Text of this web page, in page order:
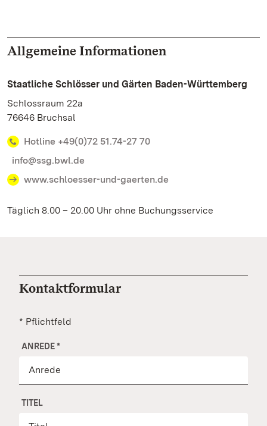
Allgemeine Informationen
Staatliche Schlösser und Gärten Baden-Württemberg
Schlossraum 22a
76646 Bruchsal
Hotline +49(0)72 51.74-27 70
info@ssg.bwl.de
www.schloesser-und-gaerten.de
Täglich 8.00 – 20.00 Uhr ohne Buchungsservice
Kontaktformular
* Pflichtfeld
ANREDE*
TITEL